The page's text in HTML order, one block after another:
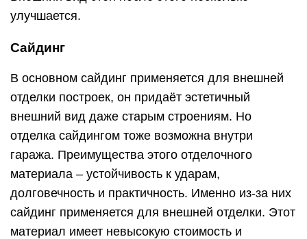
улучшается.
Сайдинг
В основном сайдинг применяется для внешней
отделки построек, он придаёт эстетичный
внешний вид даже старым строениям. Но
отделка сайдингом тоже возможна внутри
гаража. Преимущества этого отделочного
материала – устойчивость к ударам,
долговечность и практичность. Именно из-за них
сайдинг применяется для внешней отделки. Этот
материал имеет невысокую стоимость и